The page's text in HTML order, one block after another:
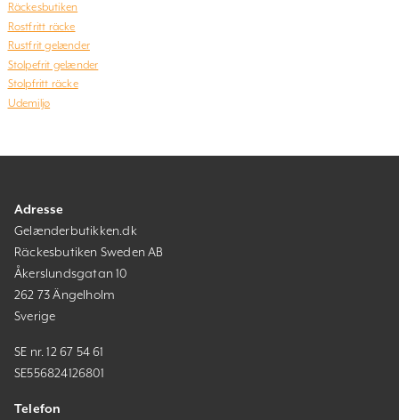
Räckesbutiken
Rostfritt räcke
Rustfrit gelænder
Stolpefrit gelænder
Stolpfritt räcke
Udemiljø
Adresse
Gelænderbutikken.dk
Räckesbutiken Sweden AB
Åkerslundsgatan 10
262 73 Ängelholm
Sverige
SE nr. 12 67 54 61
SE556824126801
Telefon